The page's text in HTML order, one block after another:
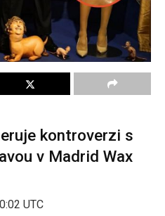
kontroverzi s
v Madrid Wax
UTC